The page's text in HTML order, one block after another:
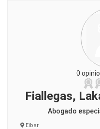
0
Fiallegas,
Abogado
Eibar